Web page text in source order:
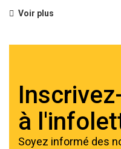
Voir plus
à
Soyez informé des